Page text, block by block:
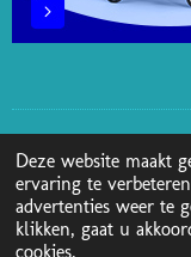
Deze website maakt
ervaring te
advertenties weer te
klikken, gaat u
cookies.
© 2025 - 2026 Boekenblog